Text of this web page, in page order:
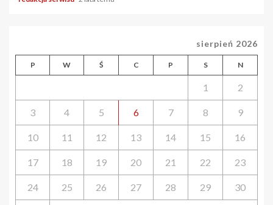
sierpień 2026
P W Ś C P S N
1 2
3 4 5 6 7 8 9
10 11 12 13 14 15 16
17 18 19 20 21 22 23
24 25 26 27 28 29 30